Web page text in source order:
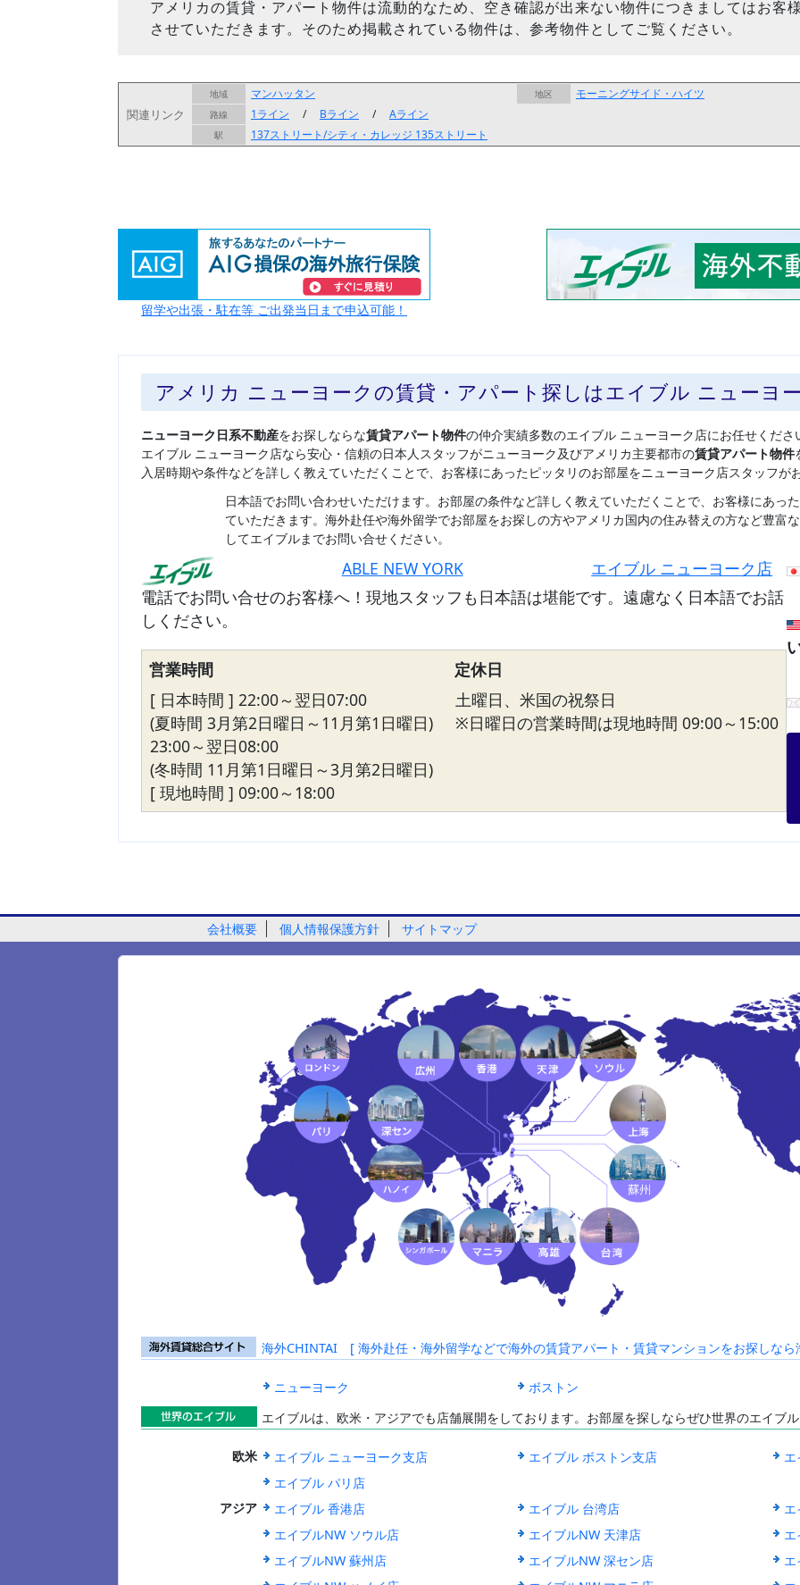
アメリカの賃貸・アパート物件は流動的なため、空き確認が出来ない物件につきましてはお客
させていただきます。そのため掲載されている物件は、参考物件としてご覧ください。
関連リンク
地域 マンハッタン 地区 モーニングサイド・ハイツ
路線 1ライン / Bライン / Aライン
駅 137ストリート/シティ・カレッジ 135ストリート
留学や出張・駐在等 ご出発当日まで申込可能！
アメリカ ニューヨークの賃貸・アパート探しはエイブル ニューヨ
ニューヨーク日系不動産をお探しならな賃貸アパート物件の仲介実績多数のエイブル ニューヨーク店にお任せくださ
エイブル ニューヨーク店なら安心・信頼の日本人スタッフがニューヨーク及びアメリカ主要都市の賃貸アパート物件
入居時期や条件などを詳しく教えていただくことで、お客様にあったピッタリのお部屋をニューヨーク店スタッフが
日本語でお問い合わせいただけます。お部屋の条件など詳しく教えていただくことで、お客様にあっ
ていただきます。海外赴任や海外留学でお部屋をお探しの方やアメリカ国内の住み替えの方など豊富
してエイブルまでお問い合せください。
ABLE NEW YORK
エイブル ニューヨーク店
電話でお問い合せのお客様へ！現地スタッフも日本語は堪能です。遠慮なく日本語でお話
しください。
営業時間
定休日
[ 日本時間 ] 22:00～翌日07:00
(夏時間 3月第2日曜日～11月第1日曜日)
23:00～翌日08:00
(冬時間 11月第1日曜日～3月第2日曜日)
[ 現地時間 ] 09:00～18:00
土曜日、米国の祝祭日
※日曜日の営業時間は現地時間 09:00～15:00
会社概要 個人情報保護方針 サイトマップ
海外賃貸総合
海外CHINTAI [ 海外赴任・海外留学などで海外の賃貸アパート・賃貸マンションをお探しな
ニューヨーク ボストン
世界のエイブ
エイブルは、欧米・アジアでも店舗展開をしております。お部屋を探しならぜひ世界のエイブ
欧米 エイブル ニューヨーク支店 エイブル ボストン支店
エイブル パリ店
アジア エイブル 香港店 エイブル 台湾店
エイブルNW ソウル店
エイブルNW 天津店
エイブルNW 蘇州店
エイブルNW 深セン店